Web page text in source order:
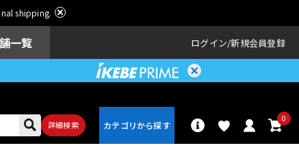
shipping.
一覧 ログイン 新規会員登録
詳細検索
0